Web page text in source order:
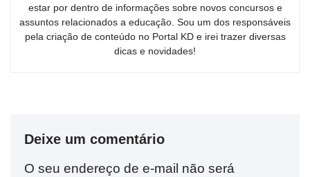
estar por dentro de informações sobre novos concursos e
assuntos relacionados a educação. Sou um dos responsáveis
pela criação de conteúdo no Portal KD e irei trazer diversas
dicas e novidades!
Deixe um comentário
O seu endereço de e-mail não será